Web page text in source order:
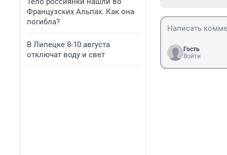
Французских Альпах. Как она
погибла?
В Липецке 8-10 августа
отключат воду и свет
Гость
Войти